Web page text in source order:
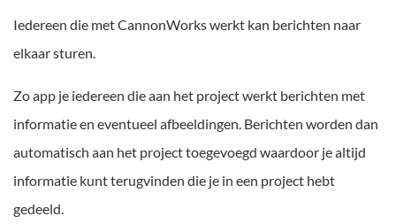
Iedereen die met CannonWorks werkt kan berichten naar
elkaar sturen.
Zo app je iedereen die aan het project werkt berichten met
informatie en eventueel afbeeldingen. Berichten worden dan
automatisch aan het project toegevoegd waardoor je altijd
informatie kunt terugvinden die je in een project hebt
gedeeld.